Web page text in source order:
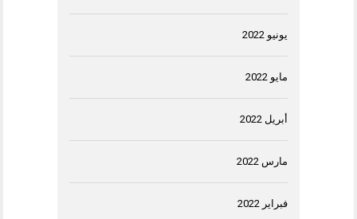
يونيو 2022
مايو 2022
أبريل 2022
مارس 2022
فبراير 2022